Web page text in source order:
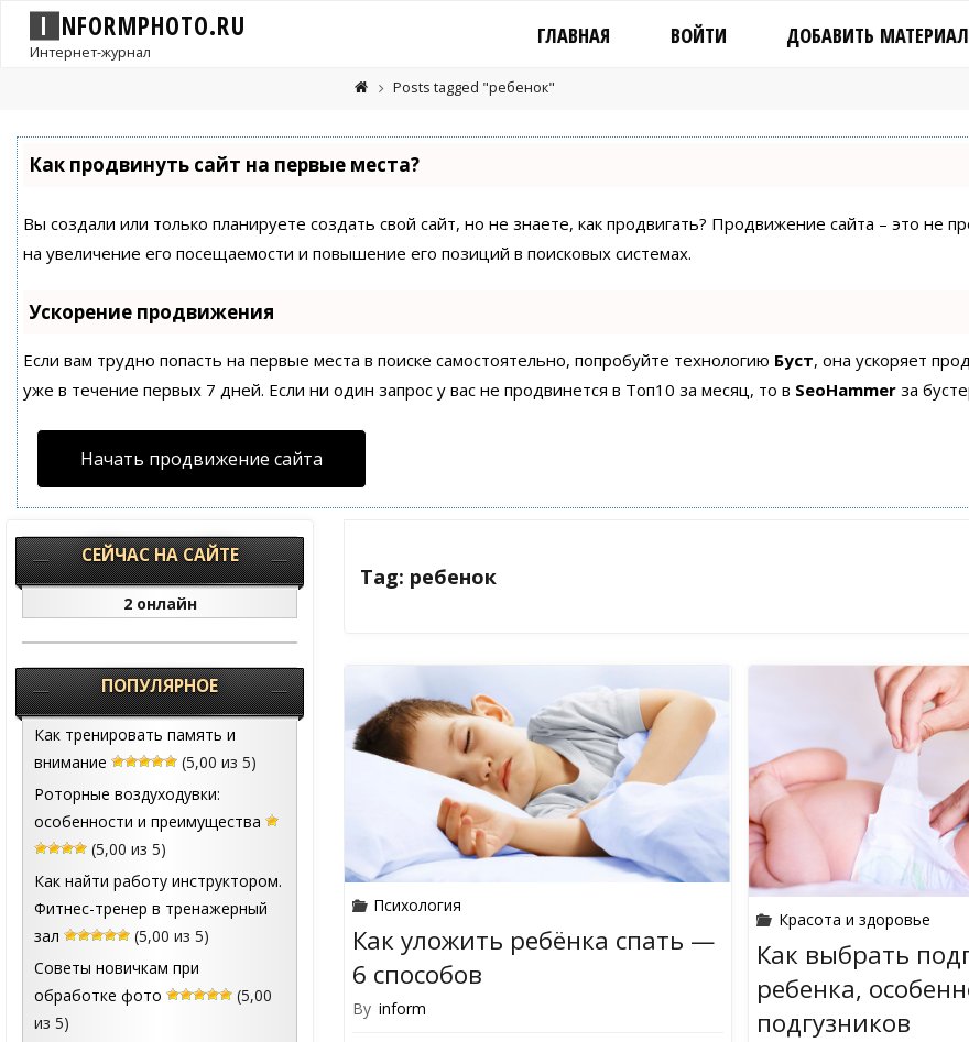
I NFORMPHOTO.RU
Интернет-журнал
ГЛАВНАЯ ВОЙТИ ДОБАВИТЬ МАТЕРИАЛ
Posts tagged "ребенок"
Как продвинуть сайт на первые места?
Вы создали или только планируете создать свой сайт, но не знаете, как продвигать? Продвижение сайта – это не
на увеличение его посещаемости и повышение его позиций в поисковых системах.
Ускорение продвижения
Если вам трудно попасть на первые места в поиске самостоятельно, попробуйте технологию Буст, она ускоряет
уже в течение первых 7 дней. Если ни один запрос у вас не продвинется в Топ10 за месяц, то в SeoHammer за
Начать продвижение сайта
Tag: ребенок
Психология
Как уложить ребёнка спать —
6 способов
By inform
Красота и здоровье
Как выбрать
ребенка,
подгузников
СЕЙЧАС НА САЙТЕ
2 онлайн
ПОПУЛЯРНОЕ
Как тренировать память и
внимание
(5,00 из 5)
Роторные воздуходувки:
особенности и преимущества
(5,00 из 5)
Как найти работу инструктором.
Фитнес-тренер в тренажерный
зал
(5,00 из 5)
Советы новичкам при
обработке фото
(5,00
из 5)